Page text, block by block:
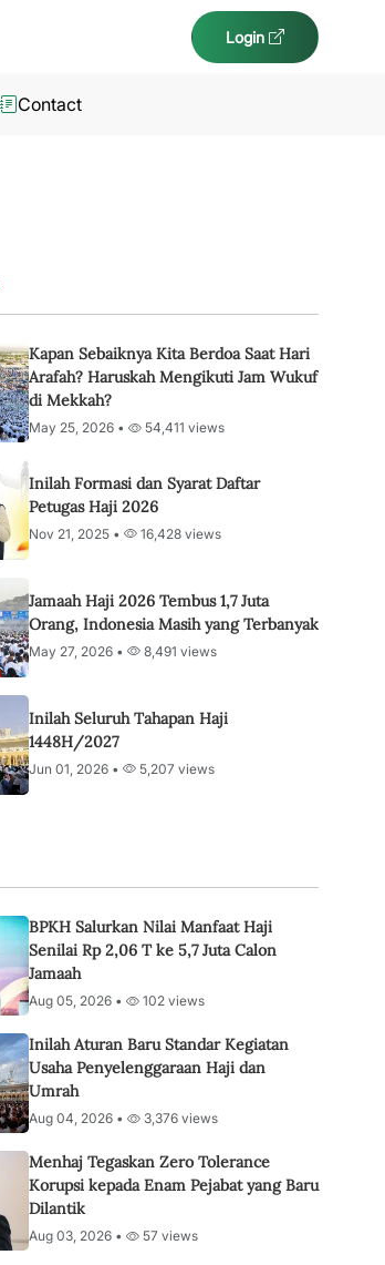
Login
Contact
Kapan Sebaiknya Kita Berdoa Saat Hari
Arafah? Haruskah Mengikuti Jam Wukuf
di Mekkah?
May 25, 2026 • 54,411 views
Inilah Formasi dan Syarat Daftar
Petugas Haji 2026
Nov 21, 2025 • 16,428 views
Jamaah Haji 2026 Tembus 1,7 Juta
Orang, Indonesia Masih yang Terbanyak
May 27, 2026 • 8,491 views
Inilah Seluruh Tahapan Haji
1448H/2027
Jun 01, 2026 • 5,207 views
BPKH Salurkan Nilai Manfaat Haji
Senilai Rp 2,06 T ke 5,7 Juta Calon
Jamaah
Aug 05, 2026 • 102 views
Inilah Aturan Baru Standar Kegiatan
Usaha Penyelenggaraan Haji dan
Umrah
Aug 04, 2026 • 3,376 views
Menhaj Tegaskan Zero Tolerance
Korupsi kepada Enam Pejabat yang Baru
Dilantik
Aug 03, 2026 • 57 views